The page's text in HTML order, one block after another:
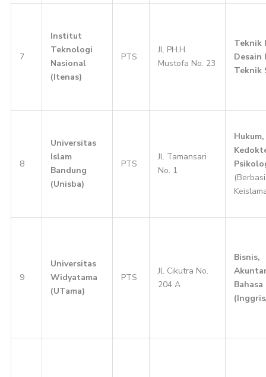
7
Institut
Teknologi
Nasional
(Itenas)
PTS
Jl. PH.H.
Mustofa No. 23
Teknik
Desain
Teknik
8
Universitas
Islam
Bandung
(Unisba)
PTS
Jl. Tamansari
No. 1
Hukum,
9
Universitas
Widyatama
(UTama)
PTS
Jl. Cikutra No.
204 A
Bisnis,
Bahasa